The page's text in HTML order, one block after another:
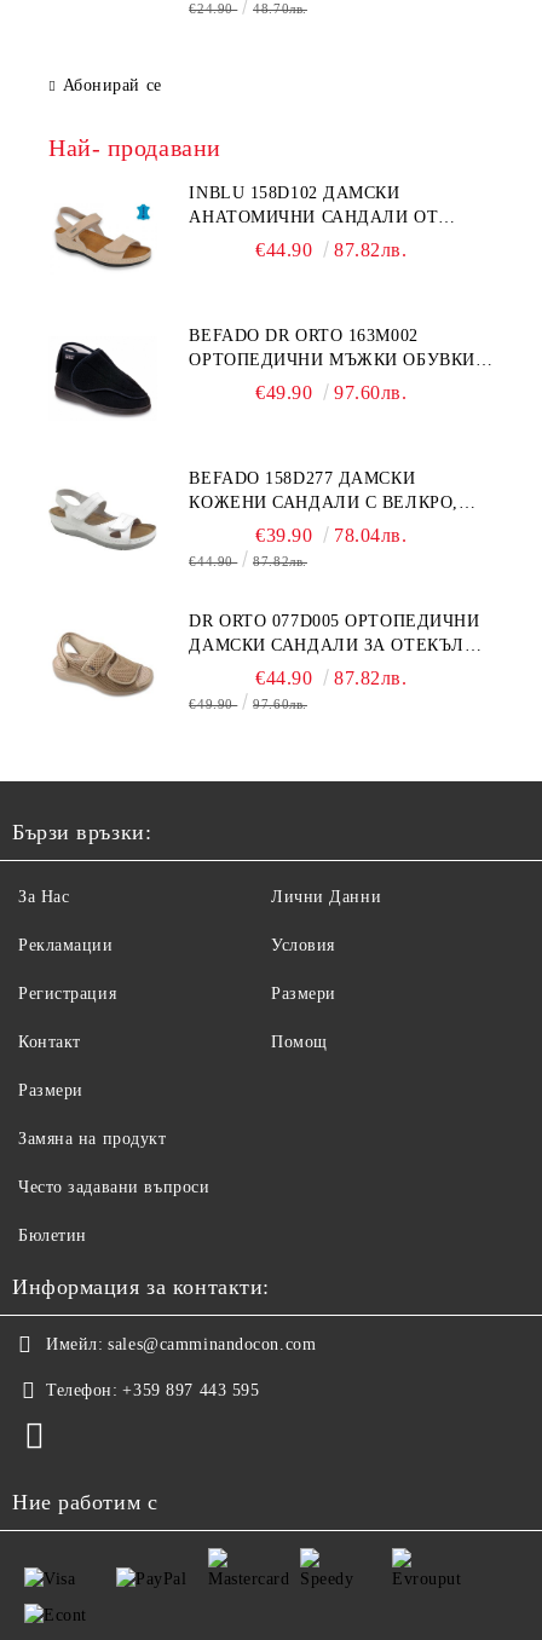
€24.90 48.70лв.
Абонирай се
Най- продавани
INBLU 158D102 ДАМСКИ
АНАТОМИЧНИ САНДАЛИ ОТ
ЕСТЕСТВЕНА КОЖА, БЕЖОВИ
€44.90 87.82лв.
BEFADO DR ORTO 163M002
ОРТОПЕДИЧНИ МЪЖКИ ОБУВКИ
ЗА ГИПСИРАН ИЛИ СВРЪХ
€49.90 97.60лв.
BEFADO 158D277 ДАМСКИ
КОЖЕНИ САНДАЛИ С ВЕЛКРО,
€39.90 78.04лв.
€44.90 87.82лв.
DR ORTO 077D005 ОРТОПЕДИЧНИ
ДАМСКИ САНДАЛИ ЗА ОТЕКЪЛ
КРАК, БЕЖОВИ
€44.90 87.82лв.
€49.90 97.60лв.
Бързи връзки:
За Нас
Рекламации
Регистрация
Контакт
Лични Данни
Условия
Размери
Помощ
Размери
Замяна на продукт
Често задавани въпроси
Бюлетин
Информация за контакти:
Имейл: sales@camminandocon.com
Телефон: +359 897 443 595
Ние работим с